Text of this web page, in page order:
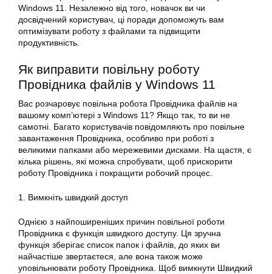
Windows 11. Незалежно від того, новачок ви чи
досвідчений користувач, ці поради допоможуть вам
оптимізувати роботу з файлами та підвищити
продуктивність.
Як виправити повільну роботу
Провідника файлів у Windows 11
Вас розчаровує повільна робота Провідника файлів на
вашому комп’ютері з Windows 11? Якщо так, то ви не
самотні. Багато користувачів повідомляють про повільне
завантаження Провідника, особливо при роботі з
великими папками або мережевими дисками. На щастя, є
кілька рішень, які можна спробувати, щоб прискорити
роботу Провідника і покращити робочий процес.
1. Вимкніть швидкий доступ
Однією з найпоширеніших причин повільної роботи
Провідника є функція швидкого доступу. Ця зручна
функція зберігає список папок і файлів, до яких ви
найчастіше звертаєтеся, але вона також може
уповільнювати роботу Провідника. Щоб вимкнути Швидкий